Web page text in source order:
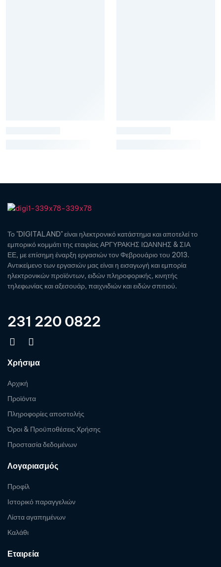
Το "DIGITALAND" είναι ηλεκτρονικό κατάστημα και αποτελεί το
εμπορικό κομμάτι της εταιρίας ΑΡΓΥΡΑΚΗΣ ΙΩΑΝΝΗΣ & ΣΙΑ
ΕΕ, με επίσημη έναρξη εργασιών τον Φεβρουάριο του 2013.
Αντικείμενο των εργασιών μας είναι η εισαγωγή και εμπορία
ηλεκτρονικών προϊόντων, ειδών πληροφορικής, κινητής
τηλεφωνίας και αξεσουάρ, παιχνιδιών και ειδών σπιτιού.
231 220 0822
Χρήσιμα
Αρχική
Προϊόντα
Πληροφορίες αποστολής
Όροι & Προϋποθέσεις Χρήσης
Προστασία δεδομένων
Λογαριασμός
Προφίλ
Ιστορικό παραγγελιών
Λίστα αγαπημένων
Καλάθι
Εταιρεία